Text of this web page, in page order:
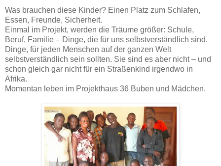
Was brauchen diese Kinder? Einen Platz zum Schlafen,
Essen, Freunde, Sicherheit.
Einmal im Projekt, werden die Träume größer: Schule,
Beruf, Familie – Dinge, die für uns selbstverständlich sind.
Dinge, für jeden Menschen auf der ganzen Welt
selbstverständlich sein sollten. Sie sind es aber nicht – und
schon gleich gar nicht für ein Straßenkind irgendwo in
Afrika.
Momentan leben im Projekthaus 36 Buben und Mädchen.